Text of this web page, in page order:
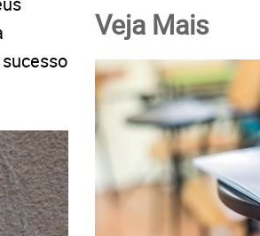
Veja Mais